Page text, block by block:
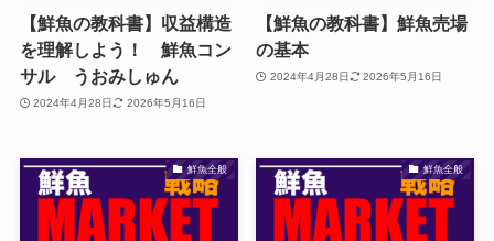
【鮮魚の教科書】収益構造
を理解しよう！ 鮮魚コン
サル うおみしゅん
2024年4月28日 2026年5月16日
【鮮魚の教科書】鮮魚売場
の基本
2024年4月28日 2026年5月16日
鮮魚全般 鮮魚全般